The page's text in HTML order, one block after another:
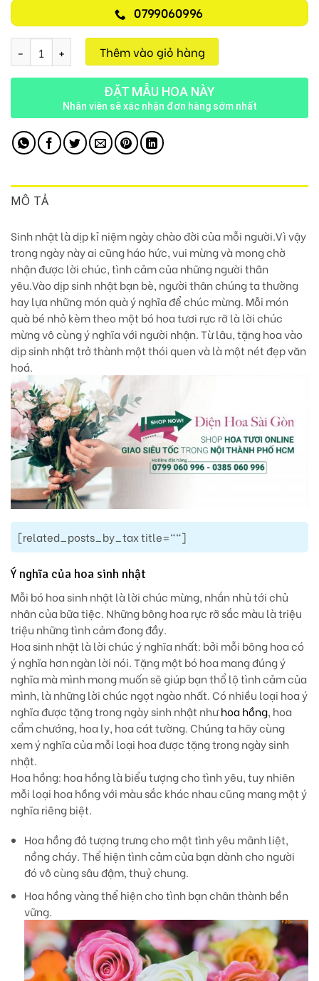
0799060996
Hoa Sinh nhật H100 số lượngThêm vào giỏ hàng
ĐẶT MẪU HOA NÀY
Nhân viên sẽ xác nhận đơn hàng sớm nhất
MÔ TẢ
Sinh nhật là dịp kỉ niệm ngày chào đời của mỗi người.Vì vậy
trong ngày này ai cũng háo hức, vui mừng và mong chờ
nhận được lời chúc, tình cảm của những người thân
yêu.Vào dịp sinh nhật bạn bè, người thân chúng ta thường
hay lựa những món quà ý nghĩa để chúc mừng. Mỗi món
quà bé nhỏ kèm theo một bó hoa tươi rực rỡ là lời chúc
mừng vô cùng ý nghĩa với người nhận. Từ lâu, tặng hoa vào
dịp sinh nhật trở thành một thói quen và là một nét đẹp văn
hoá.
[related_posts_by_tax title=""]
Ý nghĩa của hoa sinh nhật
Mỗi bó hoa sinh nhật là lời chúc mừng, nhắn nhủ tới chủ
nhân của bữa tiệc. Những bông hoa rực rỡ sắc màu là triệu
triệu những tình cảm đong đầy.
Hoa sinh nhật là lời chúc ý nghĩa nhất: bởi mỗi bông hoa có
ý nghĩa hơn ngàn lời nói. Tặng một bó hoa mang đúng ý
nghĩa mà mình mong muốn sẽ giúp bạn thổ lộ tình cảm của
mình, là những lời chúc ngọt ngào nhất. Có nhiều loại hoa ý
nghĩa được tặng trong ngày sinh nhật nhưhoa hồng, hoa
cẩm chướng, hoa ly, hoa cát tường. Chúng ta hãy cùng
xem ý nghĩa của mỗi loại hoa được tặng trong ngày sinh
nhật.
Hoa hồng: hoa hồng là biểu tượng cho tình yêu, tuy nhiên
mỗi loại hoa hồng với màu sắc khác nhau cũng mang một ý
nghĩa riêng biệt.
Hoa hồng đỏtượng trưng cho một tình yêu mãnh liệt,
nồng cháy. Thể hiện tình cảm của bạn dành cho người
đó vô cùng sâu đậm, thuỷ chung.
Hoa hồng vàngthể hiện cho tình bạn chân thành bền
vững.